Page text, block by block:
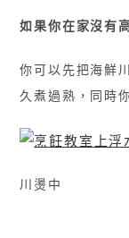
如果你在家沒有
你可以先把海鮮
久煮過熟，同時
川燙中